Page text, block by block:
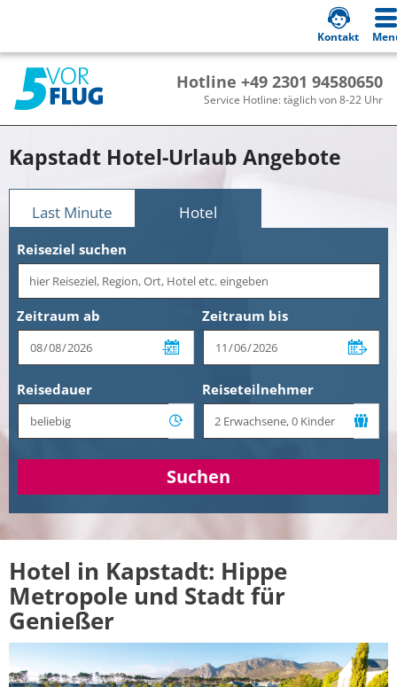
Hotline +49 2301 94580650
Service Hotline: täglich von 8-22 Uhr
Kontakt
Kapstadt Hotel-Urlaub Angebote
Last Minute Hotel
Reiseziel suchen
Zeitraum ab Zeitraum bis
Reisedauer Reiseteilnehmer
Suchen
Hotel in Kapstadt: Hippe
Metropole und Stadt für
Genießer